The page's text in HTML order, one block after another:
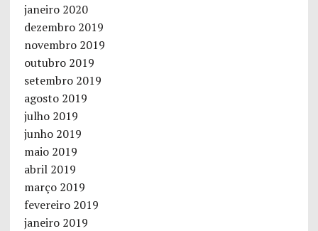
janeiro 2020
dezembro 2019
novembro 2019
outubro 2019
setembro 2019
agosto 2019
julho 2019
junho 2019
maio 2019
abril 2019
março 2019
fevereiro 2019
janeiro 2019